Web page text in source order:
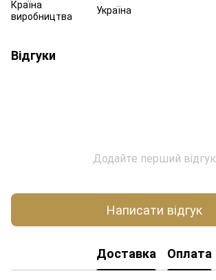
Країна
виробництва
Україна
Відгуки
Додайте перший відгук
Написати відгук
Доставка Оплата